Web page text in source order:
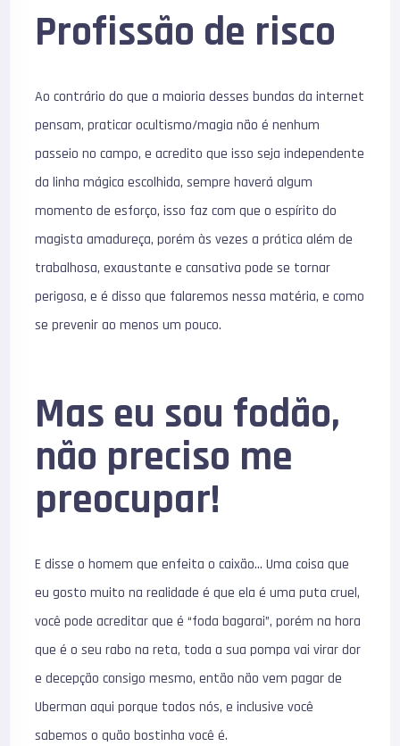
Profissão de risco
Ao contrário do que a maioria desses bundas da internet
pensam, praticar ocultismo/magia não é nenhum
passeio no campo, e acredito que isso seja independente
da linha mágica escolhida, sempre haverá algum
momento de esforço, isso faz com que o espírito do
magista amadureça, porém às vezes a prática além de
trabalhosa, exaustante e cansativa pode se tornar
perigosa, e é disso que falaremos nessa matéria, e como
se prevenir ao menos um pouco.
Mas eu sou fodão,
não preciso me
preocupar!
E disse o homem que enfeita o caixão… Uma coisa que
eu gosto muito na realidade é que ela é uma puta cruel,
você pode acreditar que é “foda bagarai”, porém na hora
que é o seu rabo na reta, toda a sua pompa vai virar dor
e decepção consigo mesmo, então não vem pagar de
Uberman aqui porque todos nós, e inclusive você
sabemos o quão bostinha você é.